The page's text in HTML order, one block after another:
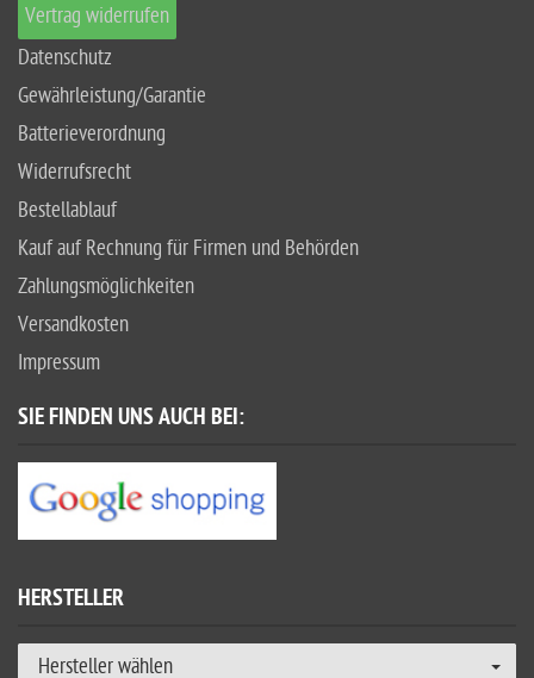
Vertrag widerrufen
Datenschutz
Gewährleistung/Garantie
Batterieverordnung
Widerrufsrecht
Bestellablauf
Kauf auf Rechnung für Firmen und Behörden
Zahlungsmöglichkeiten
Versandkosten
Impressum
SIE FINDEN UNS AUCH BEI:
HERSTELLER
Hersteller wählen